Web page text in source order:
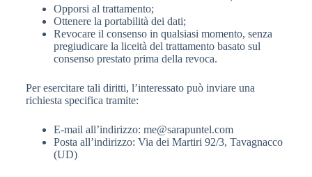
Opporsi al trattamento;
Ottenere la portabilità dei dati;
Revocare il consenso in qualsiasi momento, senza
pregiudicare la liceità del trattamento basato sul
consenso prestato prima della revoca.
Per esercitare tali diritti, l’interessato può inviare una
richiesta specifica tramite:
E-mail all’indirizzo: me@sarapuntel.com
Posta all’indirizzo: Via dei Martiri 92/3, Tavagnacco
(UD)